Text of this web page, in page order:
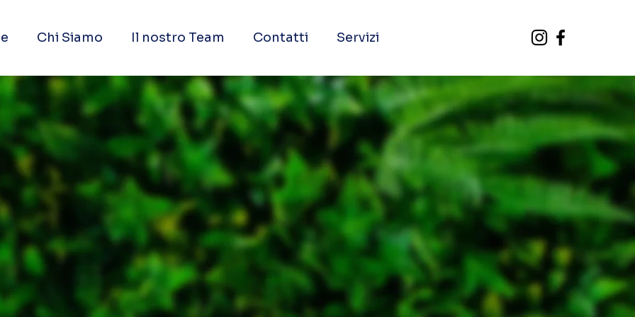
Chi Siamo Il nostro Team Contatti Servizi